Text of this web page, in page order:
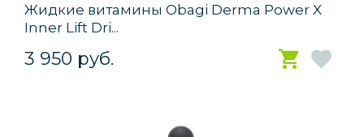
Жидкие витамины Obagi Derma Power X
Inner Lift Dri...
3 950 руб.